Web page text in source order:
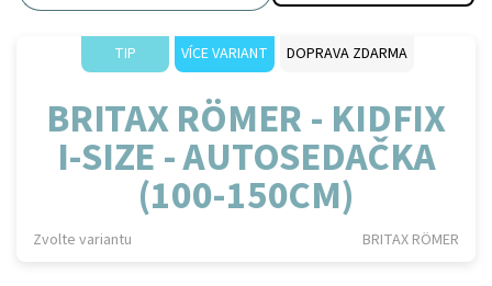
TIP VÍCE VARIANT DOPRAVA ZDARMA
BRITAX RÖMER - KIDFIX
I-SIZE - AUTOSEDAČKA
(100-150CM)
Zvolte variantu BRITAX RÖMER